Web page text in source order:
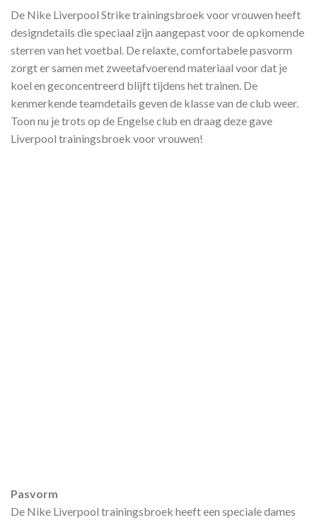
De Nike Liverpool Strike trainingsbroek voor vrouwen heeft
designdetails die speciaal zijn aangepast voor de opkomende
sterren van het voetbal. De relaxte, comfortabele pasvorm
zorgt er samen met zweetafvoerend materiaal voor dat je
koel en geconcentreerd blijft tijdens het trainen. De
kenmerkende teamdetails geven de klasse van de club weer.
Toon nu je trots op de Engelse club en draag deze gave
Liverpool trainingsbroek voor vrouwen!
Pasvorm
De Nike Liverpool trainingsbroek heeft een speciale dames